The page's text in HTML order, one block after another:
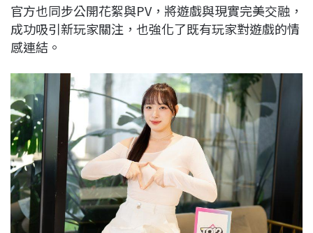
官方也同步公開花絮與PV，將遊戲與現實完美交融，
成功吸引新玩家關注，也強化了既有玩家對遊戲的情
感連結。